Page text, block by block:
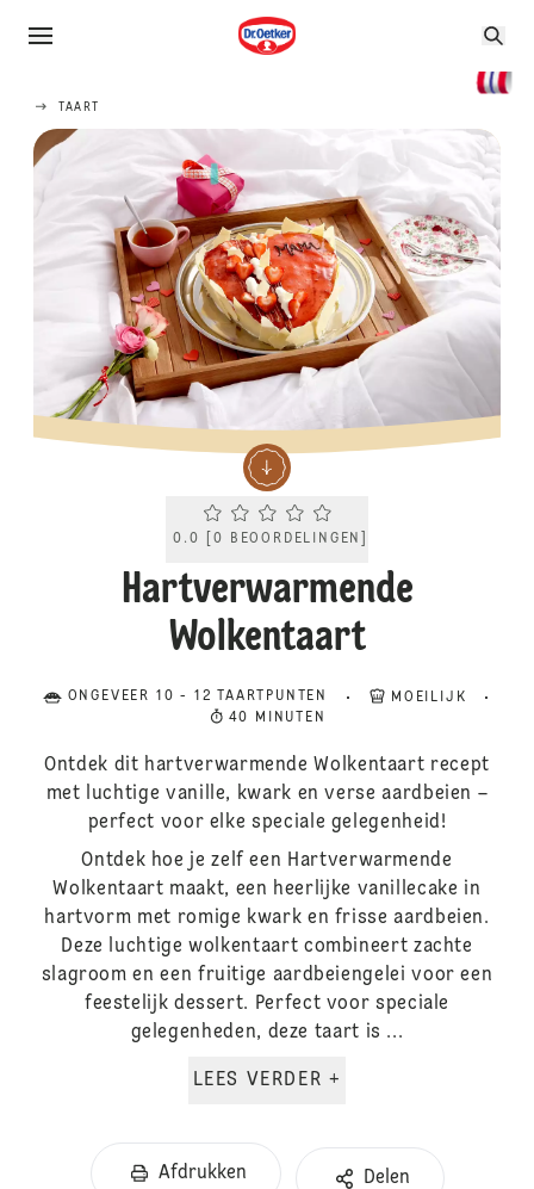
TAART
Current rating 0.0. Click to rate.
0.0 [0 BEOORDELINGEN
Hartverwarmende
Wolkentaart
ONGEVEER 10 - 12 TAARTPUNTEN
MOEILIJK
40 MINUTEN
Ontdek dit hartverwarmende Wolkentaart recept
met luchtige vanille, kwark en verse aardbeien –
perfect voor elke speciale gelegenheid!
Ontdek hoe je zelf een Hartverwarmende
Wolkentaart maakt, een heerlijke vanillecake in
hartvorm met romige kwark en frisse aardbeien.
Deze luchtige wolkentaart combineert zachte
slagroom en een fruitige aardbeiengelei voor een
feestelijk dessert. Perfect voor speciale
gelegenheden, deze taart is ...
LEES VERDER +
Afdrukken Delen